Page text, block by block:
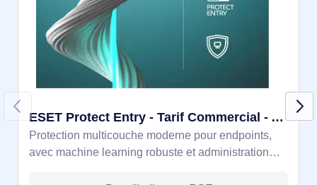
ESET Protect Entry - Tarif Commercial - Abo 1 an - 5 à 10
Protection multicouche moderne pour endpoints,
avec machine learning robuste et administration